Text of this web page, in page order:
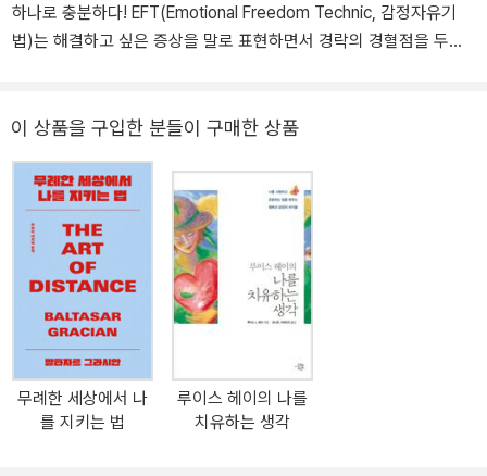
하나로 충분하다! EFT(Emotional Freedom Technic, 감정자유기
법)는 해결하고 싶은 증상을 말로 표현하면서 경락의 경혈점을 두드
5분 만에 해결되기도 한다. 그래서 종종 EFT를 ‘5분의 기적’이라고 부
렸던 《5분의 기적 EFT》가 더욱 풍부한 내용을 담아 전면 개정판으로
돌아왔다. 이번 전면 개정판에는 추가된 타점, 최신 기법 등과 더불어
엄마 뱃속 트라우마 치유, 복수 기법, 암 등 중증질환을 위한 EFT 등
이 새롭게 수록되었다. 누구나 쉽고 재미있게 EFT를 시작할 수 있게
도울 뿐 아니라, 전문가들에게도 유용한 지침과 사례가 다채롭게 실
려 있다. 국내 최고의 EFT 전문가인 저자는 여러 해 동안 각종 방송매
체 출연 및 활발한 강연활동을 통해 국내에 EFT를 알리고 보급하는
데에 중요한 역할을 맡아왔다. EFT 한의학회 회장이자 EFT Korea 마
스터 트레이너로서 임상을 통해 쌓아온 다양한 치유 사례들을 고스란
히 책에 담아, 독자로 하여금 EFT의 효과를 생생하게 느낄 수 있도록
이 상품을 구입한 분들이 구매한 상품
무례한 세상에서 나
를 지키는 법
루이스 헤이의 나를
치유하는 생각